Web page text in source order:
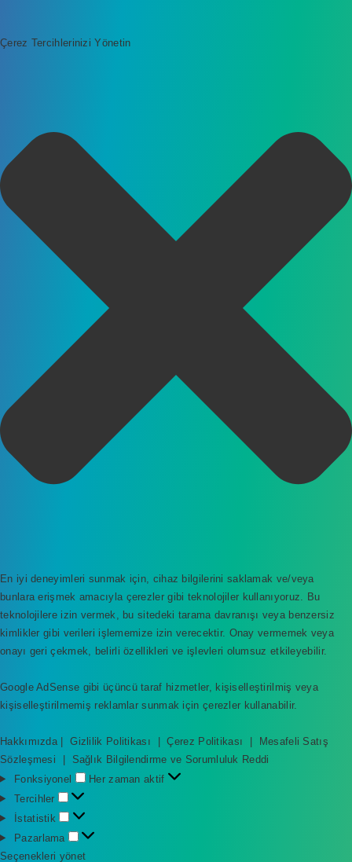
Çerez Tercihlerinizi Yönetin
En iyi deneyimleri sunmak için, cihaz bilgilerini saklamak ve/veya
bunlara erişmek amacıyla çerezler gibi teknolojiler kullanıyoruz. Bu
teknolojilere izin vermek, bu sitedeki tarama davranışı veya benzersiz
kimlikler gibi verileri işlememize izin verecektir. Onay vermemek veya
onayı geri çekmek, belirli özellikleri ve işlevleri olumsuz etkileyebilir.
Google AdSense gibi üçüncü taraf hizmetler, kişiselleştirilmiş veya
kişiselleştirilmemiş reklamlar sunmak için çerezler kullanabilir.
Hakkımızda |Gizlilik Politikası |Çerez Politikası | Mesafeli Satış
Sözleşmesi
| Sağlık Bilgilendirme ve Sorumluluk Reddi
Fonksiyonel
F
k
Her zaman aktif
Tercihler
T
e
r
İstatistik
İ
s
t
Pazarlama
P
a
Seçenekleri yönet